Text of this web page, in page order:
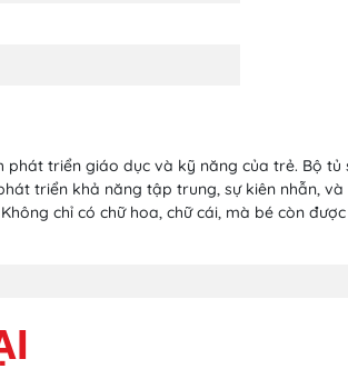
triển giáo dục và kỹ năng của trẻ. Bộ
triển khả năng tập trung, sự kiên nhẫn,
chỉ có chữ hoa, chữ cái, mà bé còn